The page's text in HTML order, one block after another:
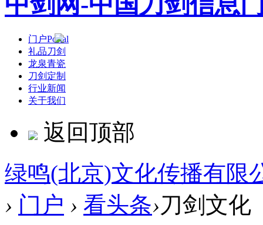
门户Portal
礼品刀剑
龙泉青瓷
刀剑定制
行业新闻
关于我们
返回顶部
绿鸣(北京)文化传播有限
› 门户 › 看头条›刀剑文化